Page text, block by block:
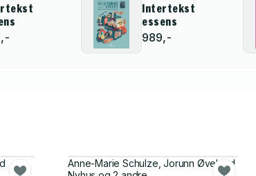
Intertekst
essens
989,-
Anne-Marie Schulze, Jorunn Øveland